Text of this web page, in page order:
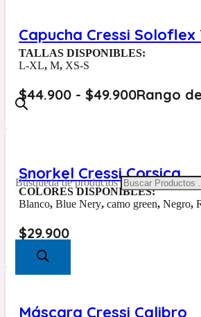
Búsqueda de productos
Capucha Cressi
TALLAS DISPONIBLES:
L-XL,M, XS-S
$44.900 - $49.900Rango
Snorkel Cressi Corsica
COLORES DISPONIBLES:
Blanco,Blue Nery,camo green,Negro,
$29.900
Máscara Cressi Calibro